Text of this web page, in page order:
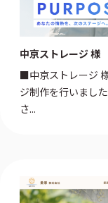
中京ストレージ
■中京ストレージ
ジ制作を行いまし
さ...